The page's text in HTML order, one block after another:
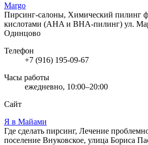
Margo
Пирсинг-салоны, Химический пилинг
кислотами (AHA и BHA-пилинг) ул.
Одинцово
Телефон
+7 (916) 195-09-67
Часы работы
ежедневно, 10:00–20:00
Сайт
Я в Майами
Где сделать пирсинг, Лечение
поселение Внуковское, улица Бориса